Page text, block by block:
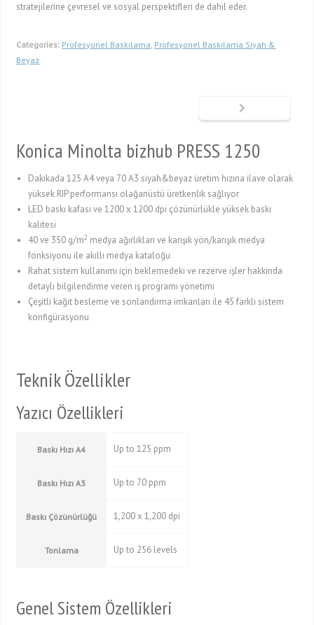
stratejilerine çevresel ve sosyal perspektifleri de dahil eder.
Categories: Profesyonel Baskılama, Profesyonel Baskılama Siyah &
Beyaz
Konica Minolta bizhub PRESS 1250
Dakikada 125 A4 veya 70 A3 siyah&beyaz üretim hızına ilave olarak
yüksek RIP performansı olağanüstü üretkenlik sağlıyor
LED baskı kafası ve 1200 x 1200 dpi çözünürlükle yüksek baskı
kalitesi
40 ve 350 g/m2 medya ağırlıkları ve karışık yön/karışık medya
fonksiyonu ile akıllı medya kataloğu
Rahat sistem kullanımı için beklemedeki ve rezerve işler hakkında
detaylı bilgilendirme veren iş programı yönetimi
Çeşitli kağıt besleme ve sonlandırma imkanları ile 45 farklı sistem
konfigürasyonu
Teknik Özellikler
Yazıcı Özellikleri
Baskı Hızı A4 Up to 125 ppm
Baskı Hızı A3 Up to 70 ppm
Baskı Çözünürlüğü 1,200 x 1,200 dpi
Tonlama Up to 256 levels
Genel Sistem Özellikleri